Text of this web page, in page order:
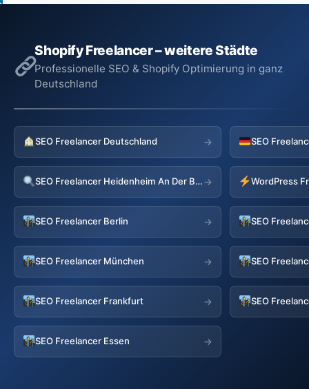
Shopify Freelancer – weitere Städte
Professionelle SEO & Shopify Optimierung in ganz
Deutschland
SEO Freelancer Deutschland → SEO
SEO Freelancer Heidenheim An Der Brenz→
SEO Freelancer Berlin → SEO
SEO Freelancer München → SEO
SEO Freelancer Frankfurt → SEO
SEO Freelancer Essen →